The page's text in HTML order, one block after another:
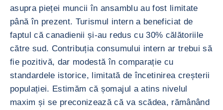
asupra pieței muncii în ansamblu au fost limitate
până în prezent. Turismul intern a beneficiat de
faptul că canadienii și-au redus cu 30% călătoriile
către sud. Contribuția consumului intern ar trebui să
fie pozitivă, dar modestă în comparație cu
standardele istorice, limitată de încetinirea creșterii
populației. Estimăm că șomajul a atins nivelul
maxim și se preconizează că va scădea, rămânând